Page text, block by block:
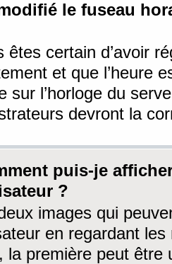
le fuseau
êtes certain d’avoir
et que l’heure
sur l’horloge du
devront la
puis-je
?
images qui
en regardant
la première peut être